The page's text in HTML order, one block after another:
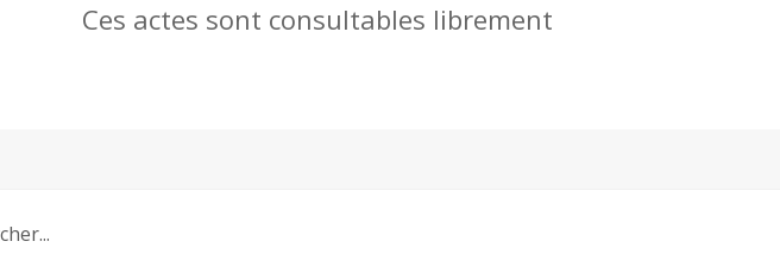
Ces actes sont consultables librement